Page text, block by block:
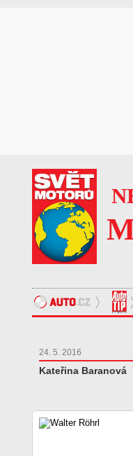
24. 5. 2016
Kateřina Baranová